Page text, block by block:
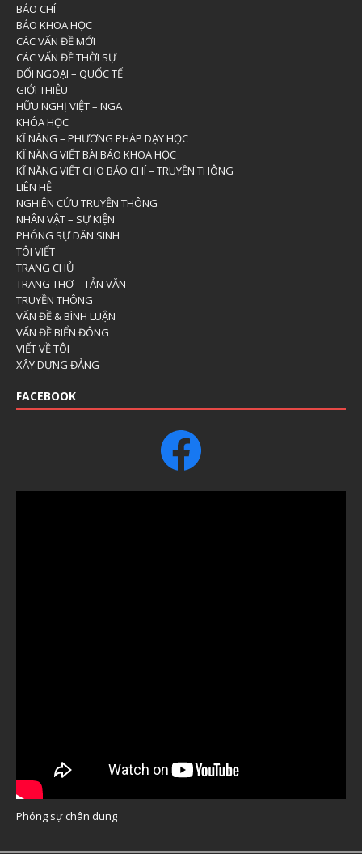
BÁO CHÍ
BÁO KHOA HỌC
CÁC VẤN ĐỀ MỚI
CÁC VẤN ĐỀ THỜI SỰ
ĐỐI NGOẠI – QUỐC TẾ
GIỚI THIỆU
HỮU NGHỊ VIỆT – NGA
KHÓA HỌC
KĨ NĂNG – PHƯƠNG PHÁP DẠY HỌC
KĨ NĂNG VIẾT BÀI BÁO KHOA HỌC
KĨ NĂNG VIẾT CHO BÁO CHÍ – TRUYỀN THÔNG
LIÊN HỆ
NGHIÊN CỨU TRUYỀN THÔNG
NHÂN VẬT – SỰ KIỆN
PHÓNG SỰ DÂN SINH
TÔI VIẾT
TRANG CHỦ
TRANG THƠ – TẢN VĂN
TRUYỀN THÔNG
VẤN ĐỀ & BÌNH LUẬN
VẤN ĐỀ BIỂN ĐÔNG
VIẾT VỀ TÔI
XÂY DỰNG ĐẢNG
FACEBOOK
Phóng sự chân dung